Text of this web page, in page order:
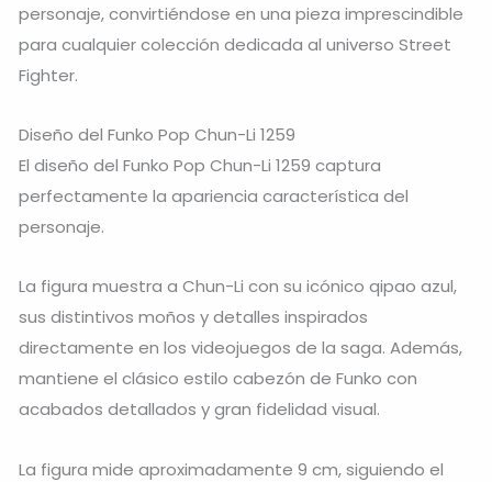
personaje, convirtiéndose en una pieza imprescindible
para cualquier colección dedicada al universo Street
Fighter.
Diseño del Funko Pop Chun-Li 1259
El diseño del Funko Pop Chun-Li 1259 captura
perfectamente la apariencia característica del
personaje.
La figura muestra a Chun-Li con su icónico qipao azul,
sus distintivos moños y detalles inspirados
directamente en los videojuegos de la saga. Además,
mantiene el clásico estilo cabezón de Funko con
acabados detallados y gran fidelidad visual.
La figura mide aproximadamente 9 cm, siguiendo el